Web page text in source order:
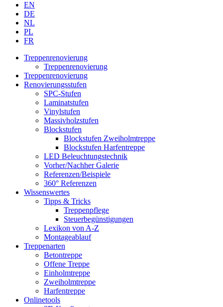
EN
DE
NL
PL
FR
Treppenrenovierung
Treppenrenovierung
Treppenrenovierung
Renovierungsstufen
SPC-Stufen
Laminatstufen
Vinylstufen
Massivholzstufen
Blockstufen
Blockstufen Zweiholmtreppe
Blockstufen Harfentreppe
LED Beleuchtungstechnik
Vorher/Nachher Galerie
Referenzen/Beispiele
360° Referenzen
Wissenswertes
Tipps & Tricks
Treppenpflege
Steuerbegünstigungen
Lexikon von A-Z
Montageablauf
Treppenarten
Betontreppe
Offene Treppe
Einholmtreppe
Zweiholmtreppe
Harfentreppe
Onlinetools